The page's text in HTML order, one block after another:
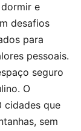
e
desafios
para
pessoais.
seguro
O
cidades que
sem